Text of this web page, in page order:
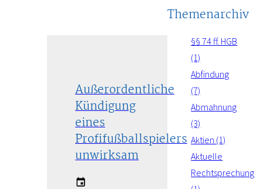
Außerordentliche
Kündigung
eines
Profifußballspielers
unwirksam
Themenarchiv
§§ 74 ff. HGB
(1)
Abfindung
(7)
Abmahnung
(3)
Aktien (1)
Aktuelle
Rechtsprechung